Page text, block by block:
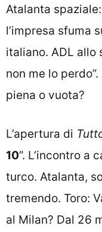
Atalanta
l’impresa sfuma
italiano. ADL allo
non me lo
piena o vuota?
L’apertura di
10”. L’incontro a
turco. Atalanta,
tremendo. Toro:
al Milan? Dal 26